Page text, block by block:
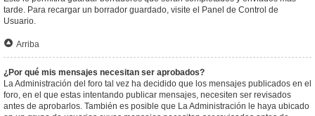
tarde. Para recargar un borrador guardado, visite el Panel de Control de
Usuario.
Arriba
¿Por qué mis mensajes necesitan ser aprobados?
La Administración del foro tal vez ha decidido que los mensajes publicados en el
foro, en el que estas intentando publicar mensajes, necesiten ser revisados
antes de aprobarlos. También es posible que La Administración le haya ubicado